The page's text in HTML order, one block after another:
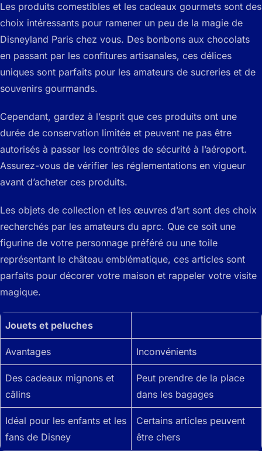
Les produits comestibles et les cadeaux gourmets sont des
choix intéressants pour ramener un peu de la magie de
Disneyland Paris chez vous. Des bonbons aux chocolats
en passant par les confitures artisanales, ces délices
uniques sont parfaits pour les amateurs de sucreries et de
souvenirs gourmands.
Cependant, gardez à l’esprit que ces produits ont une
durée de conservation limitée et peuvent ne pas être
autorisés à passer les contrôles de sécurité à l’aéroport.
Assurez-vous de vérifier les réglementations en vigueur
avant d’acheter ces produits.
Les objets de collection et les œuvres d’art sont des choix
recherchés par les amateurs du aprc. Que ce soit une
figurine de votre personnage préféré ou une toile
représentant le château emblématique, ces articles sont
parfaits pour décorer votre maison et rappeler votre visite
magique.
Jouets et peluches
Avantages Inconvénients
Des cadeaux mignons et
câlins
Peut prendre de la place
dans les bagages
Idéal pour les enfants et les
fans de Disney
Certains articles peuvent
être chers